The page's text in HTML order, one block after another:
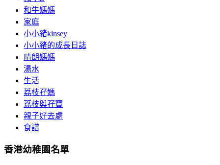
和牛媽媽
家庭
小小豬kinsey
小小豬的成長日誌
晴朗媽媽
湯水
生活
荔枝孖媽
荔枝與孖寶
親子好去處
食譜
香港幼稚園名單